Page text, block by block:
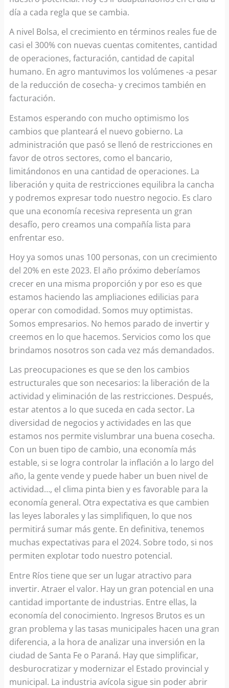
día a cada regla que se cambia.
A nivel Bolsa, el crecimiento en términos reales fue de
casi el 300% con nuevas cuentas comitentes, cantidad
de operaciones, facturación, cantidad de capital
humano. En agro mantuvimos los volúmenes -a pesar
de la reducción de cosecha- y crecimos también en
facturación.
Estamos esperando con mucho optimismo los
cambios que planteará el nuevo gobierno. La
administración que pasó se llenó de restricciones en
favor de otros sectores, como el bancario,
limitándonos en una cantidad de operaciones. La
liberación y quita de restricciones equilibra la cancha
y podremos expresar todo nuestro negocio. Es claro
que una economía recesiva representa un gran
desafío, pero creamos una compañía lista para
enfrentar eso.
Hoy ya somos unas 100 personas, con un crecimiento
del 20% en este 2023. El año próximo deberíamos
crecer en una misma proporción y por eso es que
estamos haciendo las ampliaciones edilicias para
operar con comodidad. Somos muy optimistas.
Somos empresarios. No hemos parado de invertir y
creemos en lo que hacemos. Servicios como los que
brindamos nosotros son cada vez más demandados.
Las preocupaciones es que se den los cambios
estructurales que son necesarios: la liberación de la
actividad y eliminación de las restricciones. Después,
estar atentos a lo que suceda en cada sector. La
diversidad de negocios y actividades en las que
estamos nos permite vislumbrar una buena cosecha.
Con un buen tipo de cambio, una economía más
estable, si se logra controlar la inflación a lo largo del
año, la gente vende y puede haber un buen nivel de
actividad…, el clima pinta bien y es favorable para la
economía general. Otra expectativa es que cambien
las leyes laborales y las simplifiquen, lo que nos
permitirá sumar más gente. En definitiva, tenemos
muchas expectativas para el 2024. Sobre todo, si nos
permiten explotar todo nuestro potencial.
Entre Ríos tiene que ser un lugar atractivo para
invertir. Atraer el valor. Hay un gran potencial en una
cantidad importante de industrias. Entre ellas, la
economía del conocimiento. Ingresos Brutos es un
gran problema y las tasas municipales hacen una gran
diferencia, a la hora de analizar una inversión en la
ciudad de Santa Fe o Paraná. Hay que simplificar,
desburocratizar y modernizar el Estado provincial y
municipal. La industria avícola sigue sin poder abrir